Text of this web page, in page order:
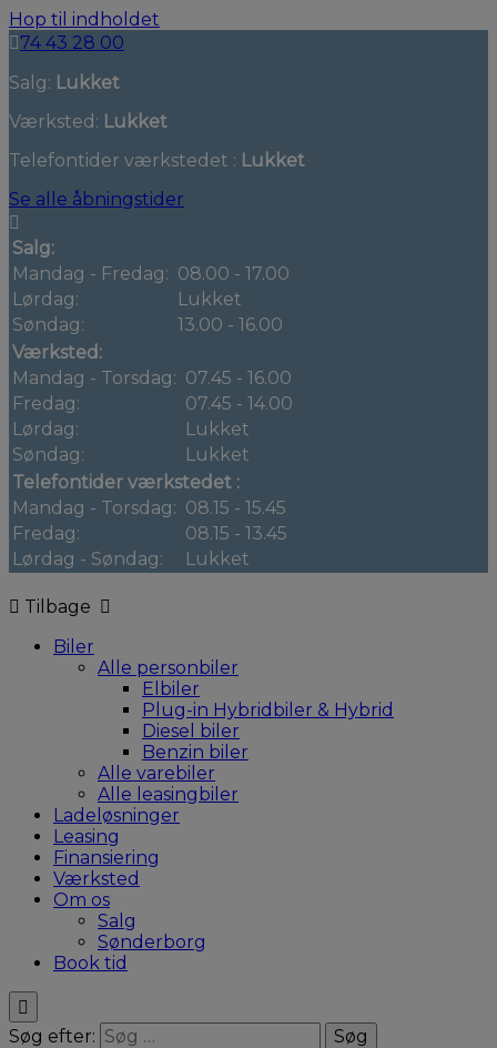
Hop til indholdet
74 43 28 00
Salg: Lukket
Værksted: Lukket
Telefontider værkstedet : Lukket
Se alle åbningstider
Salg:
Mandag - Fredag: 08.00 - 17.00
Lørdag:
Lukket
Søndag:
13.00 - 16.00
Værksted:
Mandag - Torsdag: 07.45 - 16.00
Fredag:
07.45 - 14.00
Lørdag:
Lukket
Søndag:
Lukket
Telefontider værkstedet :
Mandag - Torsdag: 08.15 - 15.45
Fredag:
08.15 - 13.45
Lørdag - Søndag:
Lukket
Tilbage
Biler
Alle personbiler
Elbiler
Plug-in Hybridbiler & Hybrid
Diesel biler
Benzin biler
Alle varebiler
Alle leasingbiler
Ladeløsninger
Leasing
Finansiering
Værksted
Om os
Salg
Sønderborg
Book tid
Søg efter: